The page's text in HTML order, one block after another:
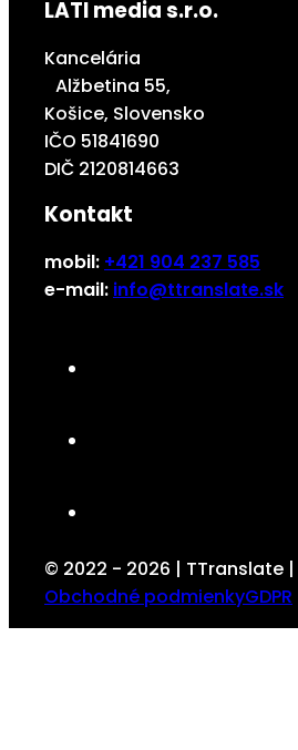
LATI media s.r.o.
Kancelária
Alžbetina 55,
Košice, Slovensko
IČO 51841690
DIČ 2120814663
Kontakt
mobil: +421 904 237 585
e-mail: info@ttranslate.sk
© 2022 - 2026 |
Obchodné podmienkyGDPR